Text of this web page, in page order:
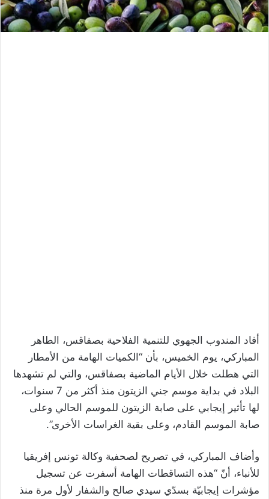
أفاد المندوب الجهوي للتنمية الفلاحية بصفاقس، الطاهر
المباركي، يوم الخميس، بأن “الكميات الهامة من الأمطار
التي هطلت خلال الأيام الماضية بصفاقس، والتي لم تشهدها
البلاد في بداية موسم جني الزيتون منذ أكثر من 7 سنوات،
لها تأثير إيجابي على صابة الزيتون للموسم الحالي وعلى
صابة الموسم القادم، وعلى بقية الغراسات الأخرى”.
وأضاف المباركي، في تصريح لصحفية وكالة تونس إفريقيا
للأنباء، أنّ “هذه التساقطات الهامة أسفرت عن تسجيل
مؤشرات إيجابيّة بسدّي سيدي صالح والشفار لأول مرة منذ